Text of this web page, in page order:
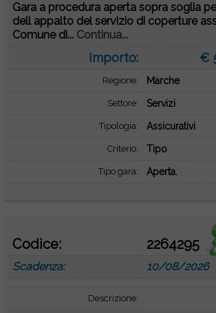
Gara a procedura aperta sopra soglia
dell appalto del servizio di coperture
Comune di... Continua...
Importo: €
Regione: Marche
Settore: Servizi
Tipologia: Assicurativi
Criterio: Tipo
Tipo gara: Aperta.
Codice: 2264295
Scadenza: 10/08/2026
Descrizione: